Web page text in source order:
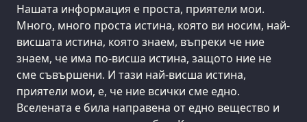
Нашата информация е проста, приятели мои.
Много, много проста истина, която ви носим, най-
висшата истина, която знаем, въпреки че ние
знаем, че има по-висша истина, защото ние не
сме съвършени. И тази най-висша истина,
приятели мои, е, че ние всички сме едно.
Вселената е била направена от едно вещество и